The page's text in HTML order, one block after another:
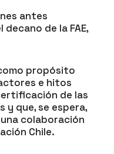
antes
de la FAE,
propósito
e hitos
de las
y que, se espera,
colaboración
Chile.